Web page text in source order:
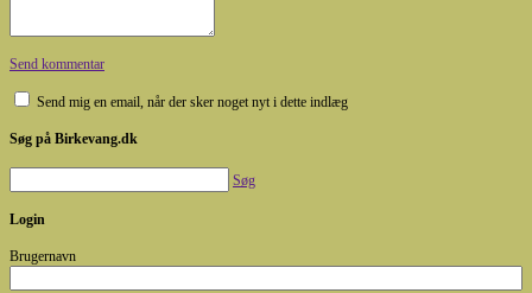
Send kommentar
Send mig en email, når der sker noget nyt i dette indlæg
Søg på Birkevang.dk
Søg
Login
Brugernavn